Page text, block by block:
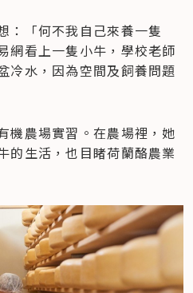
：「何不我自己來養一隻
網看上一隻小牛，學校老師
冷水，因為空間及飼養問題
機農場實習。在農場裡，她
的生活，也目睹荷蘭酪農業